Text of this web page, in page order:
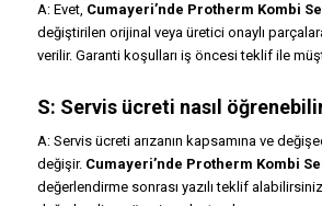
A: Evet, Cumayeri’nde Protherm Kombi
değiştirilen orijinal veya üretici onaylı
verilir. Garanti koşulları iş öncesi teklif ile
S: Servis ücreti nasıl
A: Servis ücreti arızanın kapsamına ve
değişir. Cumayeri’nde Protherm Kombi
değerlendirme sonrası yazılı teklif